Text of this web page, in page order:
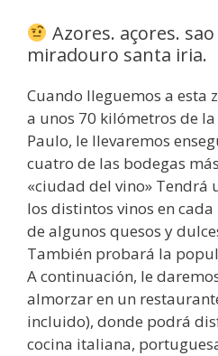
Azores. açores.
miradouro santa iria.
Cuando lleguemos a esta
a unos 70 kilómetros de
Paulo, le llevaremos
cuatro de las bodegas
«ciudad del vino» Tendrá
los distintos vinos en
de algunos quesos y
También probará la
A continuación, le
almorzar en un
incluido), donde podrá
cocina italiana,